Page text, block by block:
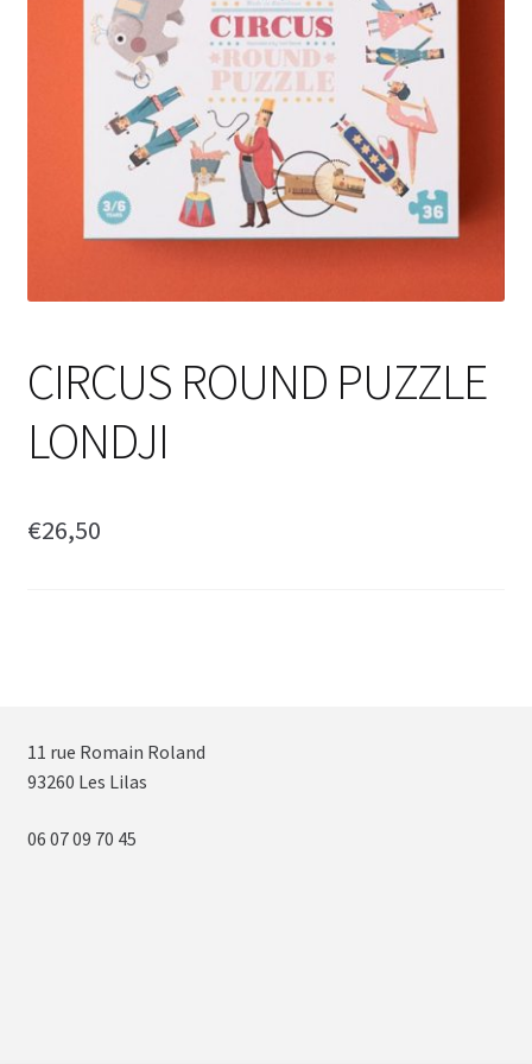
CIRCUS ROUND PUZZLE
LONDJI
€26,50
11 rue Romain Roland
93260 Les Lilas
06 07 09 70 45